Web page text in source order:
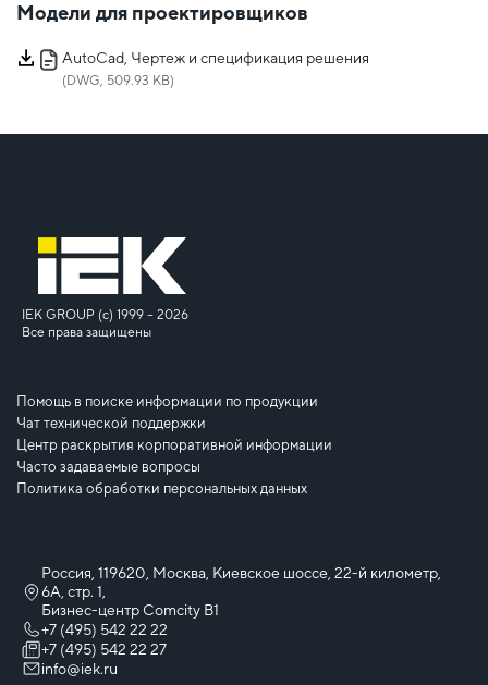
Модели для проектировщиков
AutoCad, Чертеж и спецификация решения
(DWG, 509.93 KB)
IEK GROUP (c) 1999 – 2026
Все права защищены
Помощь в поиске информации по продукции
Чат технической поддержки
Центр раскрытия корпоративной информации
Часто задаваемые вопросы
Политика обработки персональных данных
Россия, 119620, Москва, Киевское шоссе, 22-й километр,
6А, стр. 1,
Бизнес-центр Comcity B1
+7 (495) 542 22 22
+7 (495) 542 22 27
info@iek.ru